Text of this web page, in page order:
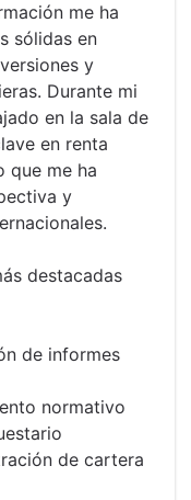
me ha
sólidas en
y
Durante mi
en la sala de
en renta
que me ha
y
destacadas
de informes
normativo
de cartera